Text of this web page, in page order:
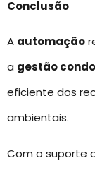
Conclusão
A automação
a gestão
eficiente dos
ambientais.
Com o suporte